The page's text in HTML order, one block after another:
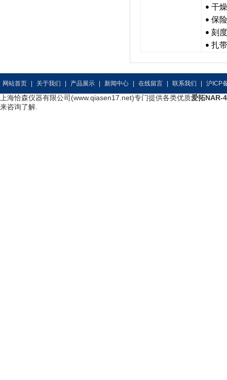
•干
•保
•刻
•扎
网站首页 关于我们 产品展示 新闻中心 在线留言 联系我们 沪ICP
上海恰森仪器有限公司(www.qiasen17.net)专门提供各类优质爱拓NAR-
来咨询了解.